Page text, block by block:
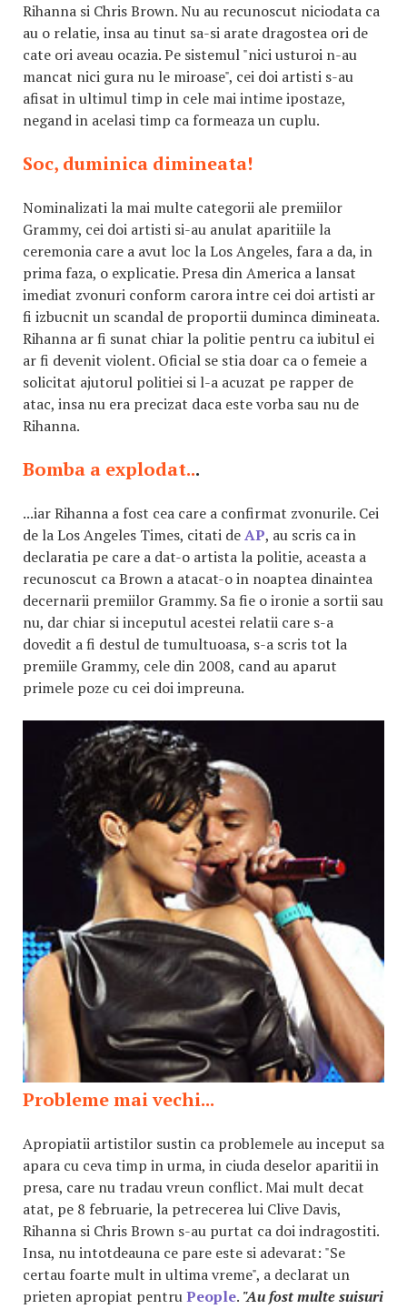
Rihanna si Chris Brown. Nu au recunoscut niciodata ca
au o relatie, insa au tinut sa-si arate dragostea ori de
cate ori aveau ocazia. Pe sistemul "nici usturoi n-au
mancat nici gura nu le miroase", cei doi artisti s-au
afisat in ultimul timp in cele mai intime ipostaze,
negand in acelasi timp ca formeaza un cuplu.
Soc, duminica dimineata!
Nominalizati la mai multe categorii ale premiilor
Grammy, cei doi artisti si-au anulat aparitiile la
ceremonia care a avut loc la Los Angeles, fara a da, in
prima faza, o explicatie. Presa din America a lansat
imediat zvonuri conform carora intre cei doi artisti ar
fi izbucnit un scandal de proportii duminca dimineata.
Rihanna ar fi sunat chiar la politie pentru ca iubitul ei
ar fi devenit violent. Oficial se stia doar ca o femeie a
solicitat ajutorul politiei si l-a acuzat pe rapper de
atac, insa nu era precizat daca este vorba sau nu de
Rihanna.
Bomba a explodat...
...iar Rihanna a fost cea care a confirmat zvonurile. Cei
de la Los Angeles Times, citati deAP, au scris ca in
declaratia pe care a dat-o artista la politie, aceasta a
recunoscut ca Brown a atacat-o in noaptea dinaintea
decernarii premiilor Grammy. Sa fie o ironie a sortii sau
nu, dar chiar si inceputul acestei relatii care s-a
dovedit a fi destul de tumultuoasa, s-a scris tot la
premiile Grammy, cele din 2008, cand au aparut
primele poze cu cei doi impreuna.
Probleme mai vechi...
Apropiatii artistilor sustin ca problemele au inceput sa
apara cu ceva timp in urma, in ciuda deselor aparitii in
presa, care nu tradau vreun conflict. Mai mult decat
atat, pe 8 februarie, la petrecerea lui Clive Davis,
Rihanna si Chris Brown s-au purtat ca doi indragostiti.
Insa, nu intotdeauna ce pare este si adevarat: "Se
certau foarte mult in ultima vreme", a declarat un
prieten apropiat pentruPeople. "Au fost multe suisuri